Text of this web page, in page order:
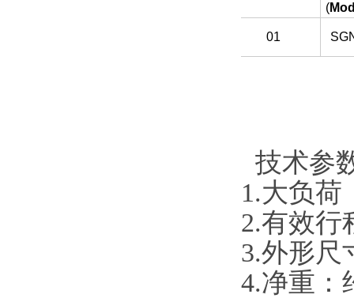
(
01
技术参数
1.大负荷
2.有效行
3.外形尺
4.净重